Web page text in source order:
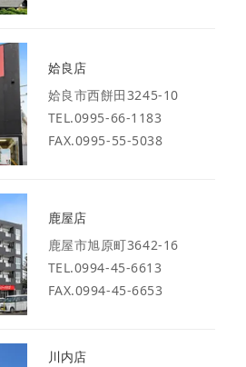
姶良店
姶良市西餅田3245-10
TEL.0995-66-1183
FAX.0995-55-5038
鹿屋店
鹿屋市旭原町3642-16
TEL.0994-45-6613
FAX.0994-45-6653
川内店